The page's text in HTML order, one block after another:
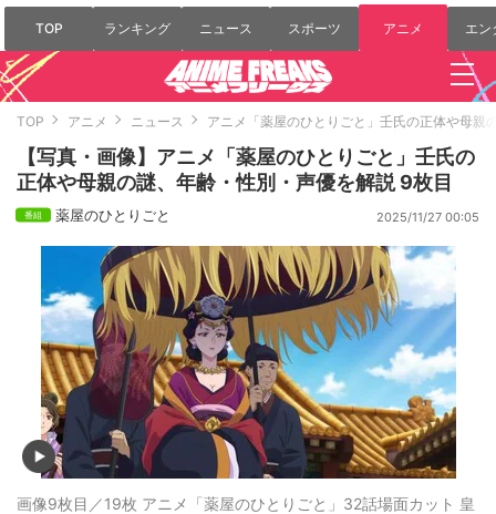
TOP ランキング ニュース スポーツ アニメ エン
TOP アニメ ニュース アニメ「薬屋のひとりごと」壬氏の正体や母親
【写真・画像】アニメ「薬屋のひとりごと」壬氏の
正体や母親の謎、年齢・性別・声優を解説 9枚目
薬屋のひとりごと 2025/11/27 00:05
画像9枚目／19枚 アニメ「薬屋のひとりごと」32話場面カット 皇